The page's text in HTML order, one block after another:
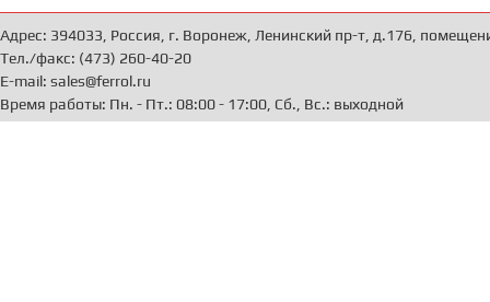
Адрес: 394033, Россия, г. Воронеж, Ленинский пр-т, д.176,
Тел./факс: (473) 260-40-20
E-mail: sales@ferrol.ru
Время работы: Пн. - Пт.: 08:00 - 17:00, Сб., Вс.: выходной